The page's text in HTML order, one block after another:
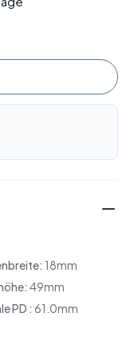
18mm
49mm
PD : 61.0mm